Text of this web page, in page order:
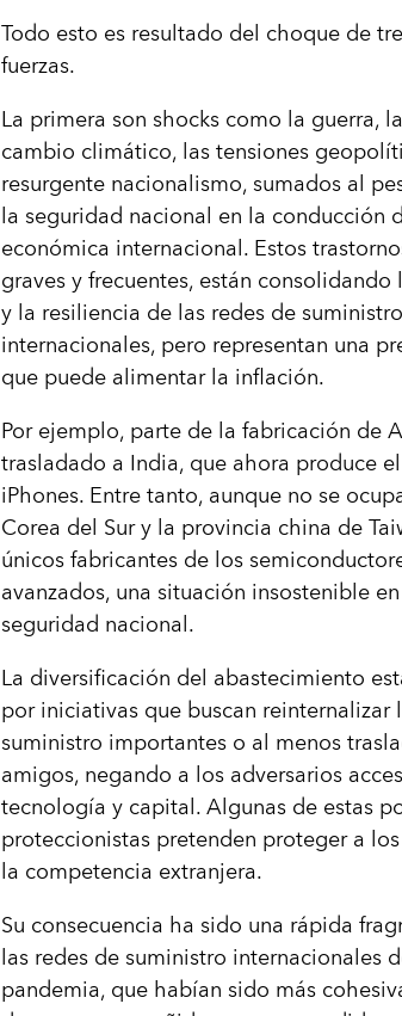
Todo esto es resultado del choque de
fuerzas.
La primera son shocks como la guerra,
cambio climático, las tensiones
resurgente nacionalismo, sumados al
la seguridad nacional en la conducción
económica internacional. Estos
graves y frecuentes, están
y la resiliencia de las redes de suministro
internacionales, pero representan una
que puede alimentar la inflación.
Por ejemplo, parte de la fabricación de
trasladado a India, que ahora produce
iPhones. Entre tanto, aunque no se
Corea del Sur y la provincia china de
únicos fabricantes de los
avanzados, una situación insostenible
seguridad nacional.
La diversificación del abastecimiento
por iniciativas que buscan reinternalizar
suministro importantes o al menos
amigos, negando a los adversarios
tecnología y capital. Algunas de estas
proteccionistas pretenden proteger a
la competencia extranjera.
Su consecuencia ha sido una rápida
las redes de suministro internacionales
pandemia, que habían sido más